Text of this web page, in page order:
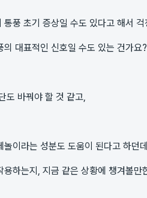
풍 초기 증상일 수도 있다고 해서 걱
대표적인 신호일 수도 있는 건가요?
도 바꿔야 할 것 같고,
이라는 성분도 도움이 된다고 하던데
하는지, 지금 같은 상황에 챙겨볼만